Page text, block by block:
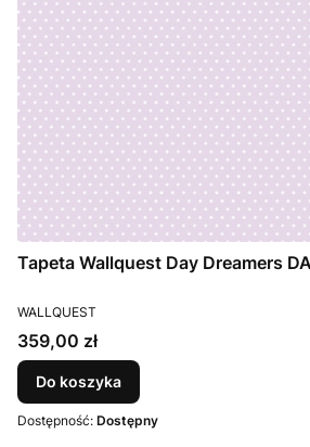
Tapeta Wallquest Day Dreamers
PRODUCENT
WALLQUEST
Cena
359,00 zł
Do koszyka
Dostępność: Dostępny